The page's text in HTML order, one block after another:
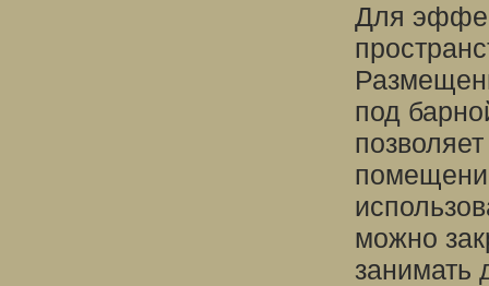
Для
под
можно
занимать